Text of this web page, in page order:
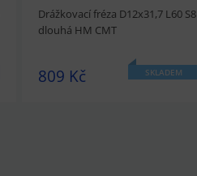
Drážkovací fréza D12x31,7 L60 S8
dlouhá HM CMT
809 Kč SKLADEM